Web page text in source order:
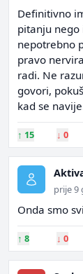
Definitivno
pitanju nego
nepotrebno
pravo
radi. Ne
govori,
kad se
↑ 15 ↓ 0
prije 9
Onda smo
↑ 8 ↓ 0